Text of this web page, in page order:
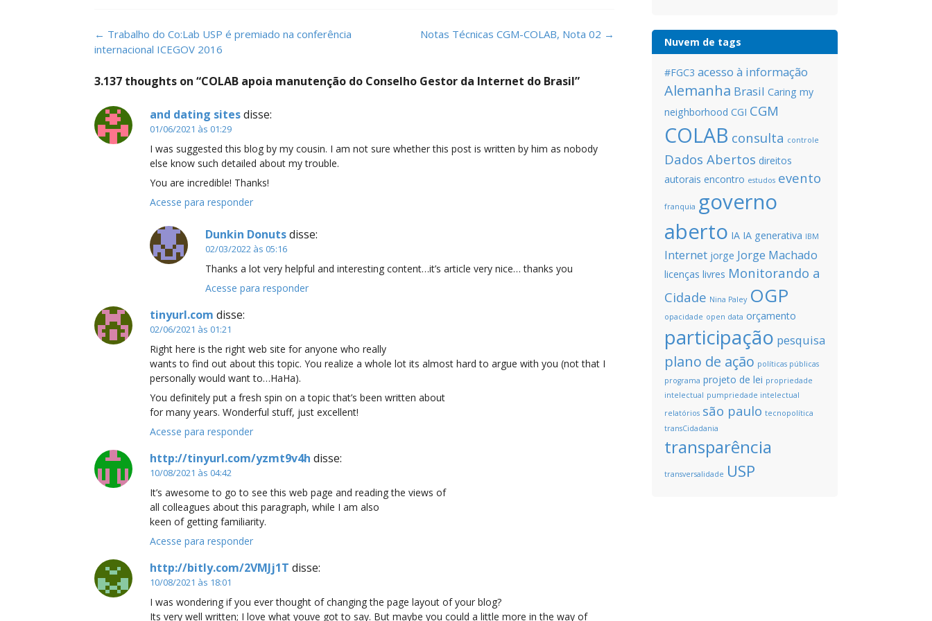
Post
navigation
← Trabalho do Co:Lab USP é premiado na conferência
internacional ICEGOV 2016
Notas Técnicas CGM-COLAB, Nota 02 →
3.137 thoughts on “COLAB apoia manutenção do Conselho Gestor da Internet do Brasil”
and dating sitesdisse:
01/06/2021 às 01:29
I was suggested this blog by my cousin. I am not sure whether this post is written by him as nobody
else know such detailed about my trouble.
You are incredible! Thanks!
Acesse para responder
Dunkin Donutsdisse:
02/03/2022 às 05:16
Thanks a lot very helpful and interesting content…it’s article very nice… thanks you
Acesse para responder
tinyurl.com disse:
02/06/2021 às 01:21
Right here is the right web site for anyone who really
wants to find out about this topic. You realize a whole lot its almost hard to argue with you (not that I
personally would want to…HaHa).
You definitely put a fresh spin on a topic that’s been written about
for many years. Wonderful stuff, just excellent!
Acesse para responder
http://tinyurl.com/yzmt9v4h disse:
10/08/2021 às 04:42
It’s awesome to go to see this web page and reading the views of
all colleagues about this paragraph, while I am also
keen of getting familiarity.
Acesse para responder
http://bitly.com/2VMJj1T disse:
10/08/2021 às 18:01
I was wondering if you ever thought of changing the page layout of your blog?
Its very well written; I love what youve got to say. But maybe you could a little more in the way of
Nuvem de tags
#FGC3 acesso à informação
Alemanha Brasil Caring my
neighborhood CGI CGM
COLAB consulta controle
Dados Abertos direitos
autorais encontro estudos evento
franquia governo
aberto IA IA generativa IBM
Internet jorge Jorge Machado
licenças livres Monitorando a
Cidade Nina Paley OGP
opacidade open data orçamento
participação pesquisa
plano de ação políticas públicas
programa projeto de lei propriedade
intelectual pumpriedade intelectual
relatórios são paulo tecnopolítica
transCidadania
transparência
transversalidade USP